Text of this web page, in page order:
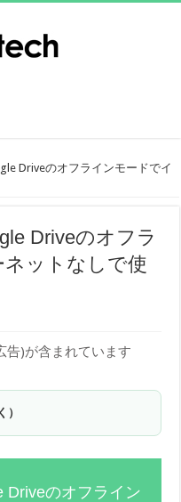
Driveのオフラインモードでイ
Driveのオフラ
ットなしで使
)が含まれています
Driveのオフライン